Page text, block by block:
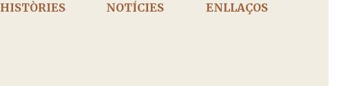
HISTÒRIES NOTÍCIES ENLLAÇOS